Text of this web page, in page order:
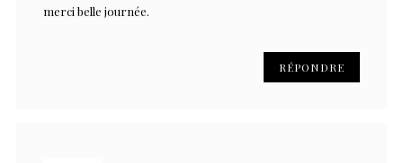
merci belle journée.
RÉPONDRE